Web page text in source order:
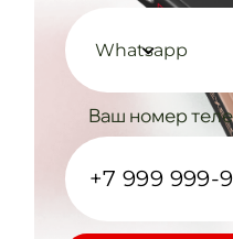
Whatsapp
Ваш номер